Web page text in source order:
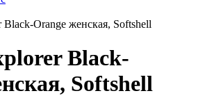
Orange женская, Softshell
Black-
Softshell